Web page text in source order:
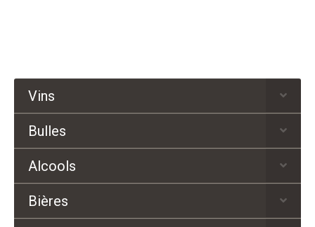
Vins
Bulles
Alcools
Bières